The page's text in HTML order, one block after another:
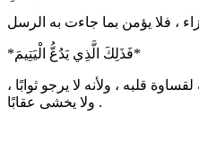
*فَذَلِكَ الَّذِي يَدُعُّ الْيَتِيمَ*
قلبه ، ولأنه لا يرجو ثوابًا ،
ولا يخشى عقابًا .